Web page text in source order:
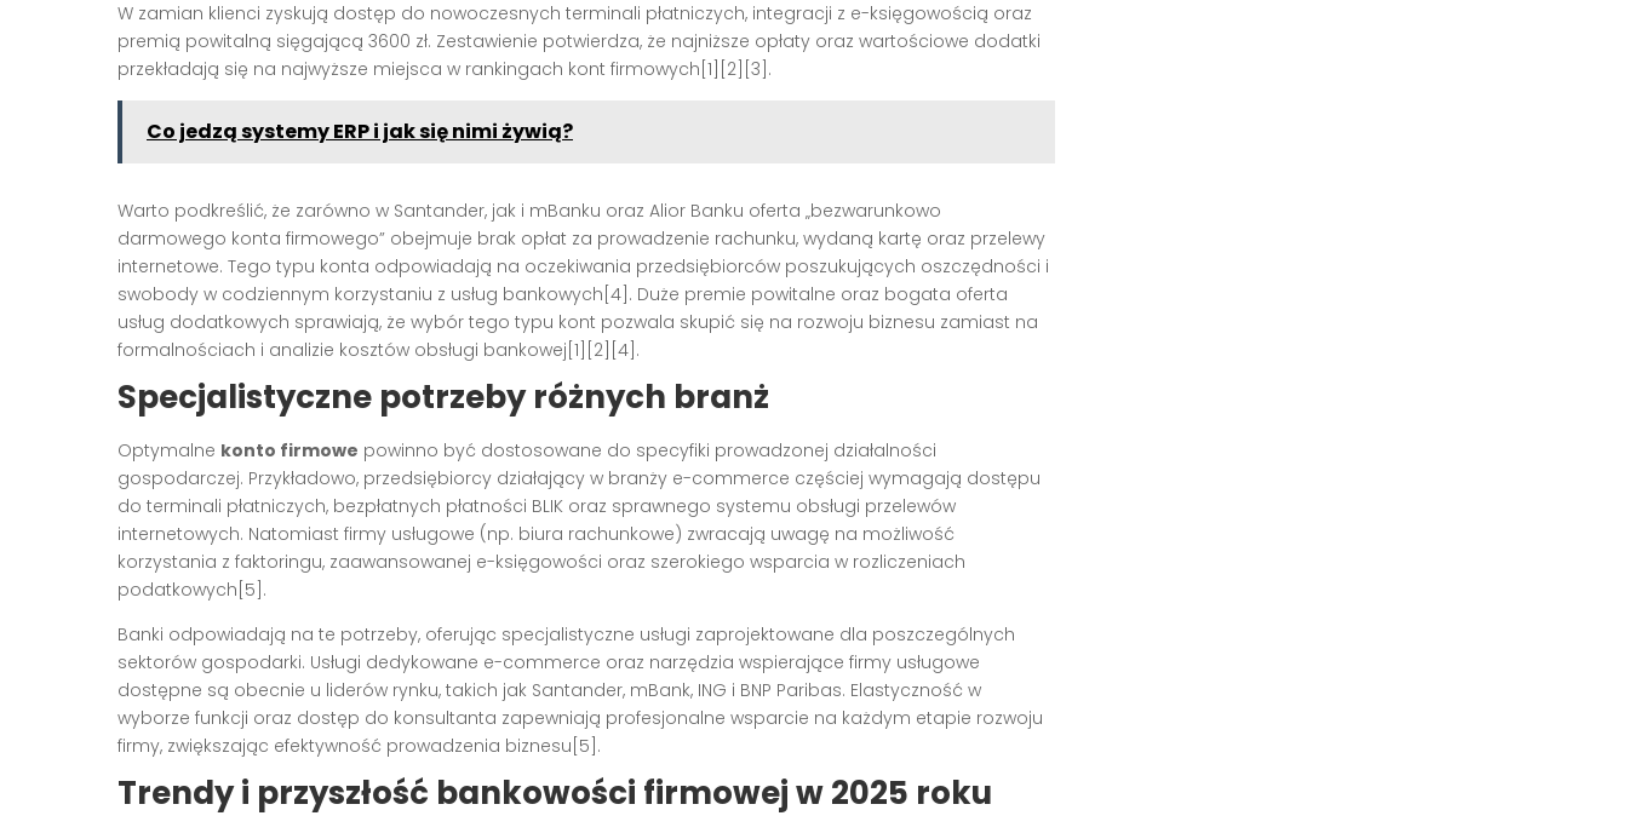
W zamian klienci zyskują dostęp do nowoczesnych terminali płatniczych, integracji z e-księgowością oraz
premią powitalną sięgającą 3600 zł. Zestawienie potwierdza, że najniższe opłaty oraz wartościowe dodatki
przekładają się na najwyższe miejsca w rankingach kont firmowych[1][2][3].
Co jedzą systemy ERP i jak się nimi żywią?
Warto podkreślić, że zarówno w Santander, jak i mBanku oraz Alior Banku oferta „bezwarunkowo
darmowego konta firmowego” obejmuje brak opłat za prowadzenie rachunku, wydaną kartę oraz przelewy
internetowe. Tego typu konta odpowiadają na oczekiwania przedsiębiorców poszukujących oszczędności i
swobody w codziennym korzystaniu z usług bankowych[4]. Duże premie powitalne oraz bogata oferta
usług dodatkowych sprawiają, że wybór tego typu kont pozwala skupić się na rozwoju biznesu zamiast na
formalnościach i analizie kosztów obsługi bankowej[1][2][4].
Specjalistyczne potrzeby różnych branż
Optymalne konto firmowe powinno być dostosowane do specyfiki prowadzonej działalności
gospodarczej. Przykładowo, przedsiębiorcy działający w branży e-commerce częściej wymagają dostępu
do terminali płatniczych, bezpłatnych płatności BLIK oraz sprawnego systemu obsługi przelewów
internetowych. Natomiast firmy usługowe (np. biura rachunkowe) zwracają uwagę na możliwość
korzystania z faktoringu, zaawansowanej e-księgowości oraz szerokiego wsparcia w rozliczeniach
podatkowych[5].
Banki odpowiadają na te potrzeby, oferując specjalistyczne usługi zaprojektowane dla poszczególnych
sektorów gospodarki. Usługi dedykowane e-commerce oraz narzędzia wspierające firmy usługowe
dostępne są obecnie u liderów rynku, takich jak Santander, mBank, ING i BNP Paribas. Elastyczność w
wyborze funkcji oraz dostęp do konsultanta zapewniają profesjonalne wsparcie na każdym etapie rozwoju
firmy, zwiększając efektywność prowadzenia biznesu[5].
Trendy i przyszłość bankowości firmowej w 2025 roku